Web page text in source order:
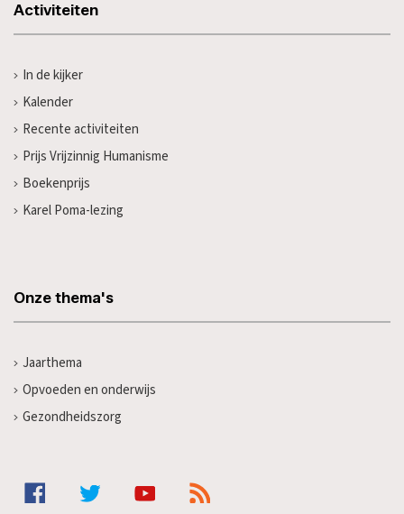
Activiteiten
In de kijker
Kalender
Recente activiteiten
Prijs Vrijzinnig Humanisme
Boekenprijs
Karel Poma-lezing
Onze thema's
Jaarthema
Opvoeden en onderwijs
Gezondheidszorg